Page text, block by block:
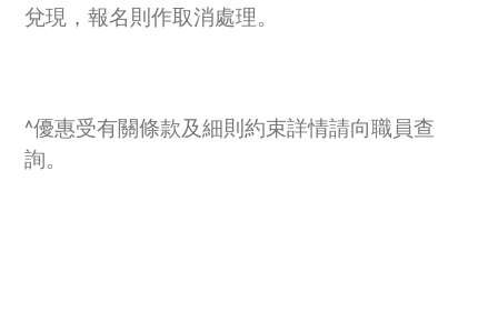
兌現，報名則作取消處理。
^優惠受有關條款及細則約束詳情請向職員查
詢。